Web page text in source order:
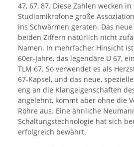
47, 67, 87. Diese Zahlen wecken
Studiomikrofone große
ins Schwärmen geraten. Das
beiden Ziffern natürlich nicht
Namen. In mehrfacher Hinsicht
60er-Jahre, das legendäre U 67,
TLM 67. So verwendet es als
67-Kapsel, und das neue,
eng an die Klangeigenschaften
angelehnt, kommt aber ohne die
Röhre aus. Eine ähnliche
Schaltungstechnologie hat sich
erfolgreich bewährt.